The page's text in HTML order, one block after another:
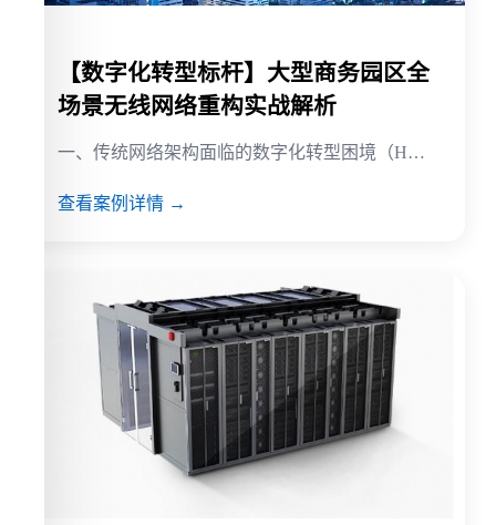
【数字化转型标杆】大型商务园区全
场景无线网络重构实战解析
一、传统网络架构面临的数字化转型困境（H…
查看案例详情 →